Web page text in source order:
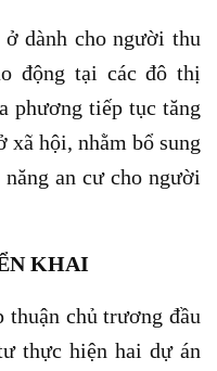
dành cho người thu
động tại các đô thị
phương tiếp tục tăng
xã hội, nhằm bổ sung
an cư cho người
KHAI
chủ trương đầu
thực hiện hai dự án